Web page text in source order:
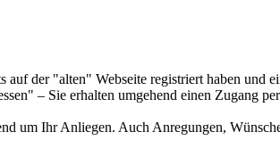
auf der "alten" Webseite registriert haben und
– Sie erhalten umgehend einen Zugang
um Ihr Anliegen. Auch Anregungen,